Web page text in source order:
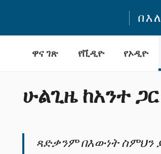
ዋና ገጽ የቪዲዮ የኦዲዮ
ሁልጊዜ ከአንተ
ጻድቃንም በእውነት ስምህን